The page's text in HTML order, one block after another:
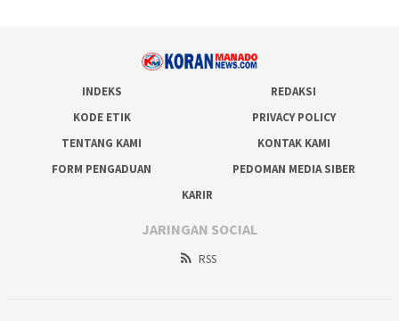
INDEKS
REDAKSI
KODE ETIK
PRIVACY POLICY
TENTANG KAMI
KONTAK KAMI
FORM PENGADUAN
PEDOMAN MEDIA SIBER
KARIR
JARINGAN SOCIAL
RSS